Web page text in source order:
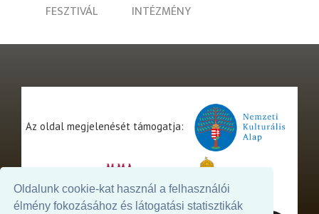
Oldalunk cookie-kat használ a felhasználói
élmény fokozásához és látogatási statisztikák
FESZTIVÁL
INTÉZMÉNY
Az oldal megjelenését támogatja: